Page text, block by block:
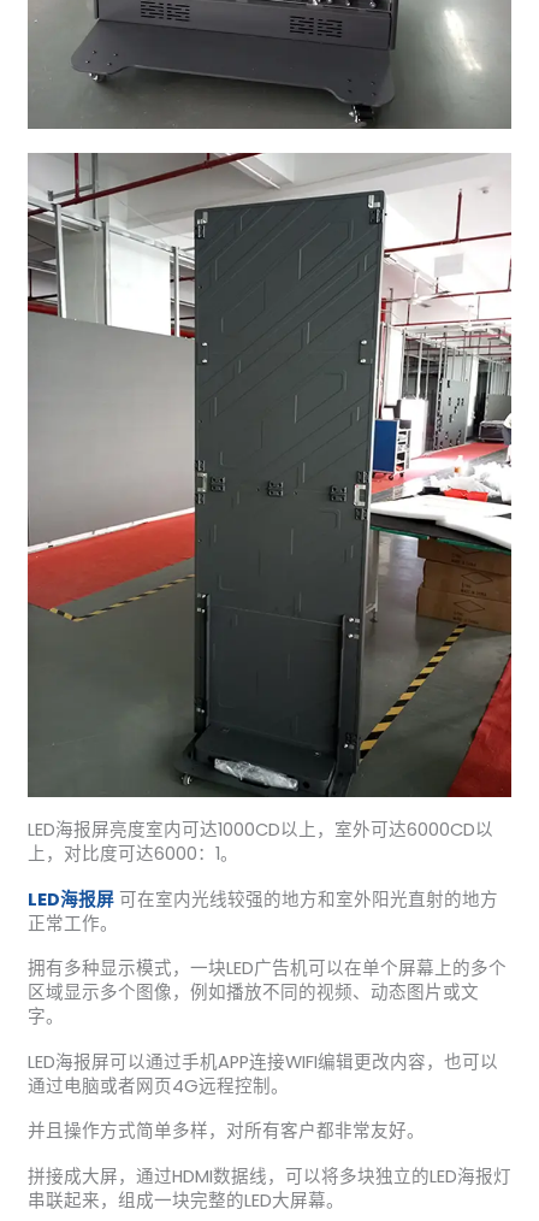
LED海报屏亮度室内可达1000CD以上，室外可达6000CD以
上，对比度可达6000：1。
LED海报屏可在室内光线较强的地方和室外阳光直射的地方
正常工作。
拥有多种显示模式，一块LED广告机可以在单个屏幕上的多个
区域显示多个图像，例如播放不同的视频、动态图片或文
字。
LED海报屏可以通过手机APP连接WIFI编辑更改内容，也可以
通过电脑或者网页4G远程控制。
并且操作方式简单多样，对所有客户都非常友好。
拼接成大屏，通过HDMI数据线，可以将多块独立的LED海报灯
串联起来，组成一块完整的LED大屏幕。